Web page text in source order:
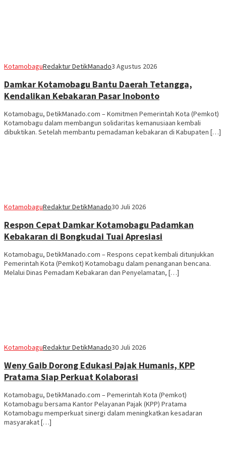
KotamobaguRedaktur DetikManado3 Agustus 2026
Damkar Kotamobagu Bantu Daerah Tetangga,
Kendalikan Kebakaran Pasar Inobonto
Kotamobagu, DetikManado.com – Komitmen Pemerintah Kota (Pemkot)
Kotamobagu dalam membangun solidaritas kemanusiaan kembali
dibuktikan. Setelah membantu pemadaman kebakaran di Kabupaten […]
KotamobaguRedaktur DetikManado30 Juli 2026
Respon Cepat Damkar Kotamobagu Padamkan
Kebakaran di Bongkudai Tuai Apresiasi
Kotamobagu, DetikManado.com – Respons cepat kembali ditunjukkan
Pemerintah Kota (Pemkot) Kotamobagu dalam penanganan bencana.
Melalui Dinas Pemadam Kebakaran dan Penyelamatan, […]
KotamobaguRedaktur DetikManado30 Juli 2026
Weny Gaib Dorong Edukasi Pajak Humanis, KPP
Pratama Siap Perkuat Kolaborasi
Kotamobagu, DetikManado.com – Pemerintah Kota (Pemkot)
Kotamobagu bersama Kantor Pelayanan Pajak (KPP) Pratama
Kotamobagu memperkuat sinergi dalam meningkatkan kesadaran
masyarakat […]